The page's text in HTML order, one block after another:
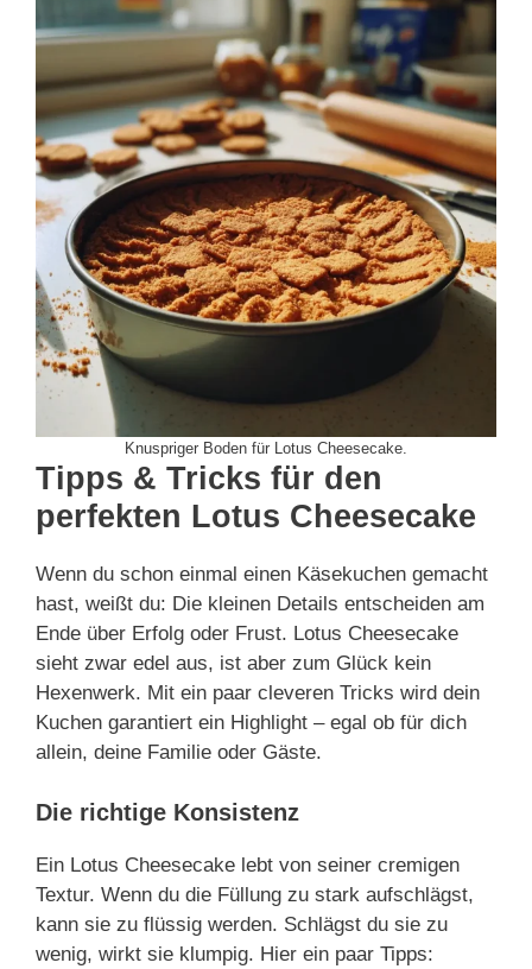
Knuspriger Boden für Lotus Cheesecake.
Tipps & Tricks für den
perfekten Lotus Cheesecake
Wenn du schon einmal einen Käsekuchen gemacht
hast, weißt du: Die kleinen Details entscheiden am
Ende über Erfolg oder Frust. Lotus Cheesecake
sieht zwar edel aus, ist aber zum Glück kein
Hexenwerk. Mit ein paar cleveren Tricks wird dein
Kuchen garantiert ein Highlight – egal ob für dich
allein, deine Familie oder Gäste.
Die richtige Konsistenz
Ein Lotus Cheesecake lebt von seiner cremigen
Textur. Wenn du die Füllung zu stark aufschlägst,
kann sie zu flüssig werden. Schlägst du sie zu
wenig, wirkt sie klumpig. Hier ein paar Tipps: